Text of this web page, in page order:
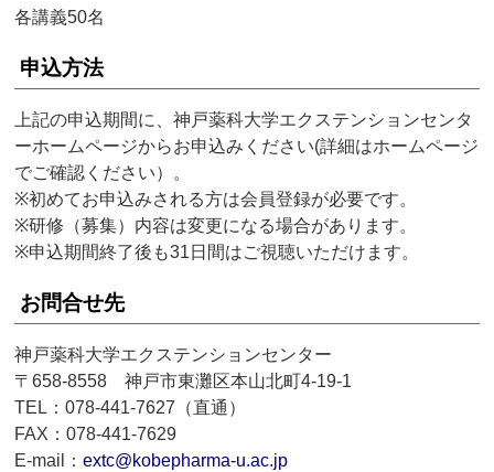
各講義50名
申込方法
上記の申込期間に、神戸薬科大学エクステンションセンタ
ーホームページからお申込みください(詳細はホームページ
でご確認ください）。
※初めてお申込みされる方は会員登録が必要です。
※研修（募集）内容は変更になる場合があります。
※申込期間終了後も31日間はご視聴いただけます。
お問合せ先
神戸薬科大学エクステンションセンター
〒658-8558 神戸市東灘区本山北町4-19-1
TEL：078-441-7627（直通）
FAX：078-441-7629
E-mail：extc@kobepharma-u.ac.jp